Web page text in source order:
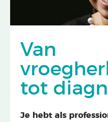
Van
tot
Je hebt als